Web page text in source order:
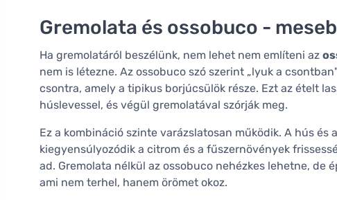
Gremolata és ossobuco -
Ha gremolatáról beszélünk, nem lehet nem említeni az
nem is létezne. Az ossobuco szó szerint „lyuk a
csontra, amely a tipikus borjúcsülök része. Ezt az ételt
húslevessel, és végül gremolatával szórják meg.
Ez a kombináció szinte varázslatosan működik. A hús és
kiegyensúlyozódik a citrom és a fűszernövények
ad. Gremolata nélkül az ossobuco nehézkes lehetne, de
ami nem terhel, hanem örömet okoz.